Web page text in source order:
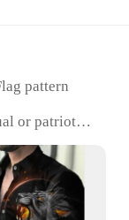
pattern
or patriotic
wear
easy to care
shirt